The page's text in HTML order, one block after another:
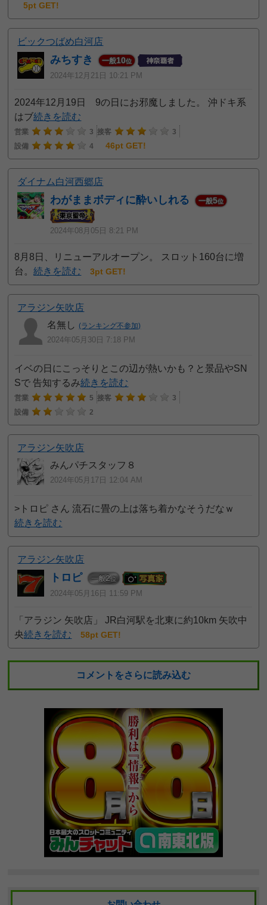
5pt GET!
ビックつばめ白河店
みちすき 一般10位
2024年12月21日 10:21 PM
2024年12月19日 9の日にお邪魔しました。 沖ドキ系
はブ続きを読む
営業 3 接客
3
設備
4 46pt GET!
ダイナム白河西郷店
わがままボディに酔いしれる 一般5位
2024年08月05日 8:21 PM
8月8日、リニューアルオープン。 スロット160台に増
台。続きを読む 3pt GET!
アラジン矢吹店
名無し (ランキング不参加)
2024年05月30日 7:18 PM
イベの日にこっそりとこの辺が熱いかも？と景品やSN
Sで 告知するみ続きを読む
営業 5 接客
3
設備
2
アラジン矢吹店
みんパチスタッフ８
2024年05月17日 12:04 AM
>トロピ さん 流石に畳の上は落ち着かなそうだなｗ
続きを読む
アラジン矢吹店
トロピ 一般2位
2024年05月16日 11:59 PM
「アラジン 矢吹店」 JR白河駅を北東に約10km 矢吹中
央続きを読む 58pt GET!
コメントをさらに読み込む